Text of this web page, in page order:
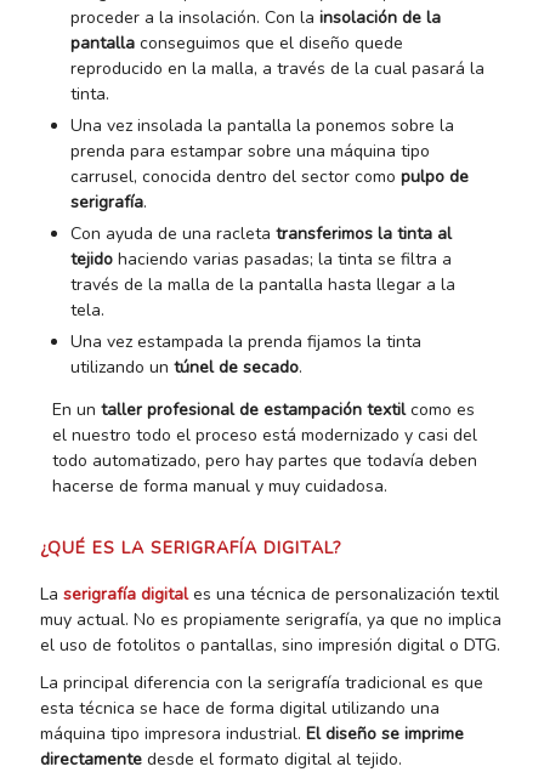
proceder a la insolación. Con lainsolación de la
pantalla conseguimos que el diseño quede
reproducido en la malla, a través de la cual pasará la
tinta.
Una vez insolada la pantalla la ponemos sobre la
prenda para estampar sobre una máquina tipo
carrusel, conocida dentro del sector comopulpo de
serigrafía.
Con ayuda de una racletatransferimos la tinta al
tejido haciendo varias pasadas; la tinta se filtra a
través de la malla de la pantalla hasta llegar a la
tela.
Una vez estampada la prenda fijamos la tinta
utilizando untúnel de secado.
En untaller profesional de estampación textilcomo es
el nuestro todo el proceso está modernizado y casi del
todo automatizado, pero hay partes que todavía deben
hacerse de forma manual y muy cuidadosa.
¿QUÉ ES LA SERIGRAFÍA DIGITAL?
La serigrafía digitales una técnica de personalización textil
muy actual. No es propiamente serigrafía, ya que no implica
el uso de fotolitos o pantallas, sino impresión digital o DTG.
La principal diferencia con la serigrafía tradicional es que
esta técnica se hace de forma digital utilizando una
máquina tipo impresora industrial. El diseño se imprime
directamentedesde el formato digital al tejido.